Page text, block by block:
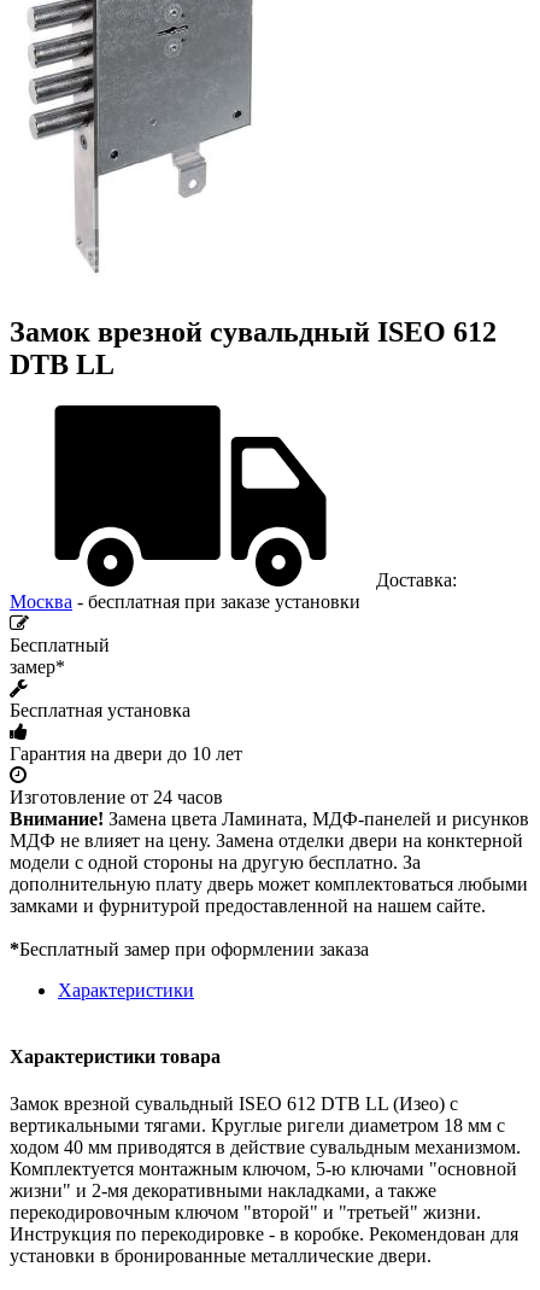
Замок врезной сувальдный ISEO 612
DTB LL
Доставка:
Москва - бесплатная при заказе установки
Бесплатный
замер*
Бесплатная установка
Гарантия на двери до 10 лет
Изготовление от 24 часов
Внимание! Замена цвета Ламината, МДФ-панелей и рисунков
МДФ не влияет на цену. Замена отделки двери на конктерной
модели с одной стороны на другую бесплатно. За
дополнительную плату дверь может комплектоваться любыми
замками и фурнитурой предоставленной на нашем сайте.
*Бесплатный замер при оформлении заказа
Характеристики
Характеристики товара
Замок врезной сувальдный ISEO 612 DTB LL (Изео) с
вертикальными тягами. Круглые ригели диаметром 18 мм с
ходом 40 мм приводятся в действие сувальдным механизмом.
Комплектуется монтажным ключом, 5-ю ключами "основной
жизни" и 2-мя декоративными накладками, а также
перекодировочным ключом "второй" и "третьей" жизни.
Инструкция по перекодировке - в коробке. Рекомендован для
установки в бронированные металлические двери.